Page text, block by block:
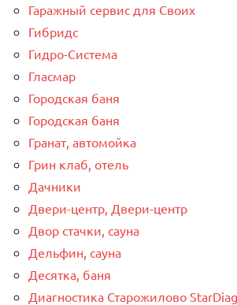
Гаражный сервис для Своих
Гибридс
Гидро-Система
Гласмар
Городская баня
Городская баня
Гранат, автомойка
Грин клаб, отель
Дачники
Двери-центр, Двери-центр
Двор стачки, сауна
Дельфин, сауна
Десятка, баня
Диагностика Старожилово StarDiag